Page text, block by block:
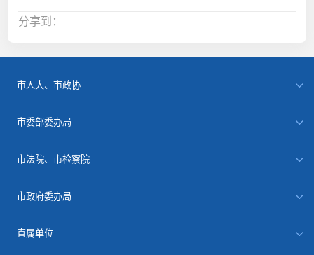
分享到：
市人大、市政协
市委部委办局
市法院、市检察院
市政府委办局
直属单位